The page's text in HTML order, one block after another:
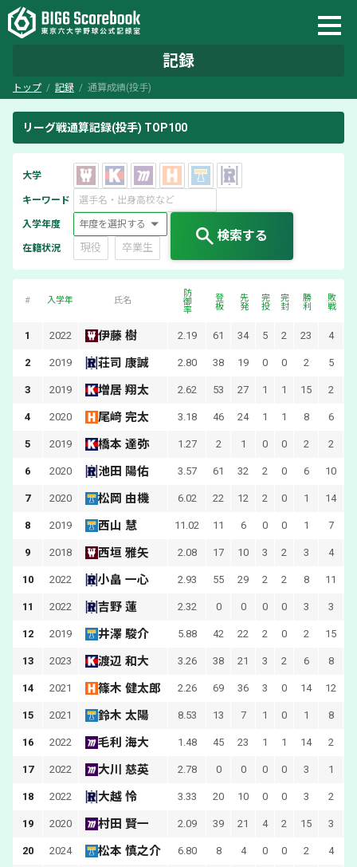
記録
トップ 記録 通算成績(投手)
リーグ戦通算記録(投手) TOP100
大学
キーワード
入学年度
在籍状況 現役 卒業生
検索する
# 入学年 氏名 防御率 登板 先発 完投 完封 勝利 敗戦
1 2022 伊藤 樹 2.19 61 34 5 2 23 4
2 2019 荘司 康誠 2.80 38 19 0 0 2 5
3 2019 増居 翔太 2.62 53 27 1 1 15 2
4 2020 尾﨑 完太 3.18 46 24 1 1 8 6
5 2019 橋本 達弥 1.27 2 1 0 0 2 2
6 2020 池田 陽佑 3.57 61 32 2 0 6 10
7 2020 松岡 由機 6.02 22 12 2 0 1 14
8 2019 西山 慧 11.02 11 6 0 0 1 7
9 2018 西垣 雅矢 2.08 17 10 3 2 3 4
10 2022 小畠 一心 2.93 55 29 2 2 8 11
11 2022 吉野 蓮 2.32 0 0 0 0 3 3
12 2019 井澤 駿介 5.88 42 22 2 0 2 15
13 2023 渡辺 和大 3.26 38 21 3 2 6 8
14 2021 篠木 健太郎 2.26 69 36 3 0 14 12
15 2021 鈴木 太陽 8.53 13 7 1 0 1 8
16 2022 毛利 海大 1.48 45 23 1 1 14 2
17 2022 大川 慈英 2.78 0 0 0 0 3 1
18 2022 大越 怜 3.33 20 10 0 0 3 2
19 2020 村田 賢一 2.09 39 21 4 2 15 3
20 2024 松本 慎之介 6.80 8 4 0 0 2 4